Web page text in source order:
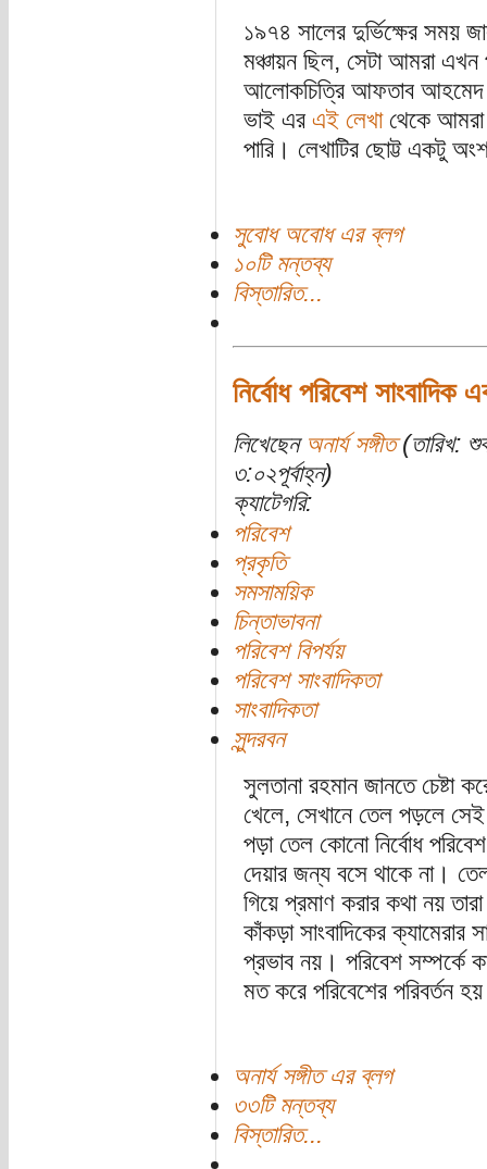
১৯৭৪ সালের দুর্ভিক্ষের সময়
মঞ্চায়ন ছিল, সেটা আমরা এখন
আলোকচিত্রি আফতাব আহমেদ
ভাই এর এই লেখাথেকে আমরা
পারি। লেখাটির ছোট্ট একটু অংশ
সুবোধ অবোধ এর ব্লগ
১০টি মন্তব্য
বিস্তারিত...
নির্বোধ পরিবেশ সাংবাদিক
লিখেছেন অনার্য সঙ্গীত(তারিখ:
৩:০২পূর্বাহ্ন)
ক্যাটেগরি:
পরিবেশ
প্রকৃতি
সমসাময়িক
চিন্তাভাবনা
পরিবেশ বিপর্যয়
পরিবেশ সাংবাদিকতা
সাংবাদিকতা
সুন্দরবন
সুলতানা রহমান জানতে চেষ্টা
খেলে, সেখানে তেল পড়লে
পড়া তেল কোনো নির্বোধ পরিবেশ
দেয়ার জন্য বসে থাকে না।
গিয়ে প্রমাণ করার কথা নয়
কাঁকড়া সাংবাদিকের
প্রভাব নয়। পরিবেশ সম্পর্কে
মত করে পরিবেশের পরিবর্তন
অনার্য সঙ্গীত এর ব্লগ
৩৩টি মন্তব্য
বিস্তারিত...